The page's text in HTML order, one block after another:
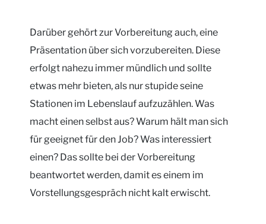
Darüber gehört zur Vorbereitung auch, eine
Präsentation über sich vorzubereiten. Diese
erfolgt nahezu immer mündlich und sollte
etwas mehr bieten, als nur stupide seine
Stationen im Lebenslauf aufzuzählen. Was
macht einen selbst aus? Warum hält man sich
für geeignet für den Job? Was interessiert
einen? Das sollte bei der Vorbereitung
beantwortet werden, damit es einem im
Vorstellungsgespräch nicht kalt erwischt.